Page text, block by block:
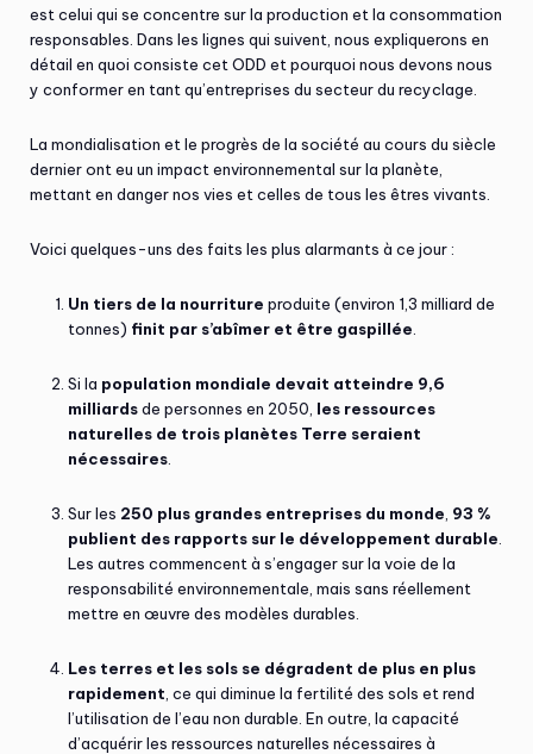
est celui qui se concentre sur la production et la consommation
responsables. Dans les lignes qui suivent, nous expliquerons en
détail en quoi consiste cet ODD et pourquoi nous devons nous
y conformer en tant qu’entreprises du secteur du recyclage.
La mondialisation et le progrès de la société au cours du siècle
dernier ont eu un impact environnemental sur la planète,
mettant en danger nos vies et celles de tous les êtres vivants.
Voici quelques-uns des faits les plus alarmants à ce jour :
Un tiers de la nourriture produite (environ 1,3 milliard de
tonnes) finit par s’abîmer et être gaspillée
Si la population mondiale devait atteindre 9,6
milliardsde personnes en 2050, les ressources
naturelles de trois planètes Terre seraient
nécessaires
Sur les 250 plus grandes entreprises du monde 93 %
publient des rapports sur le développement durable
Les autres commencent à s’engager sur la voie de la
responsabilité environnementale, mais sans réellement
mettre en œuvre des modèles durables.
Les terres et les sols se dégradent de plus en plus
rapidement , ce qui diminue la fertilité des sols et rend
l’utilisation de l’eau non durable. En outre, la capacité
d’acquérir les ressources naturelles nécessaires à